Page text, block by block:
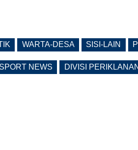
WARTA-DESA SISI-LAIN
SPORT NEWS DIVISI